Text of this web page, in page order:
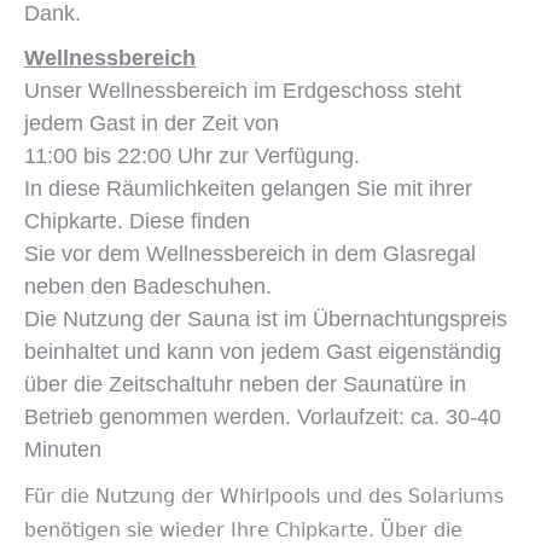
Dank.
Wellnessbereich
Unser Wellnessbereich im Erdgeschoss steht
jedem Gast in der Zeit von
11:00 bis 22:00 Uhr zur Verfügung.
In diese Räumlichkeiten gelangen Sie mit ihrer
Chipkarte. Diese finden
Sie vor dem Wellnessbereich in dem Glasregal
neben den Badeschuhen.
Die Nutzung der Sauna ist im Übernachtungspreis
beinhaltet und kann von jedem Gast eigenständig
über die Zeitschaltuhr neben der Saunatüre in
Betrieb genommen werden. Vorlaufzeit: ca. 30-40
Minuten
Für die Nutzung der Whirlpools und des Solariums
benötigen sie wieder Ihre Chipkarte. Über die